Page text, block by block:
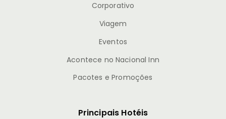
Corporativo
Viagem
Eventos
Acontece no Nacional Inn
Pacotes e Promoções
Principais Hotéis